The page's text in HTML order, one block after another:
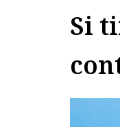
Si